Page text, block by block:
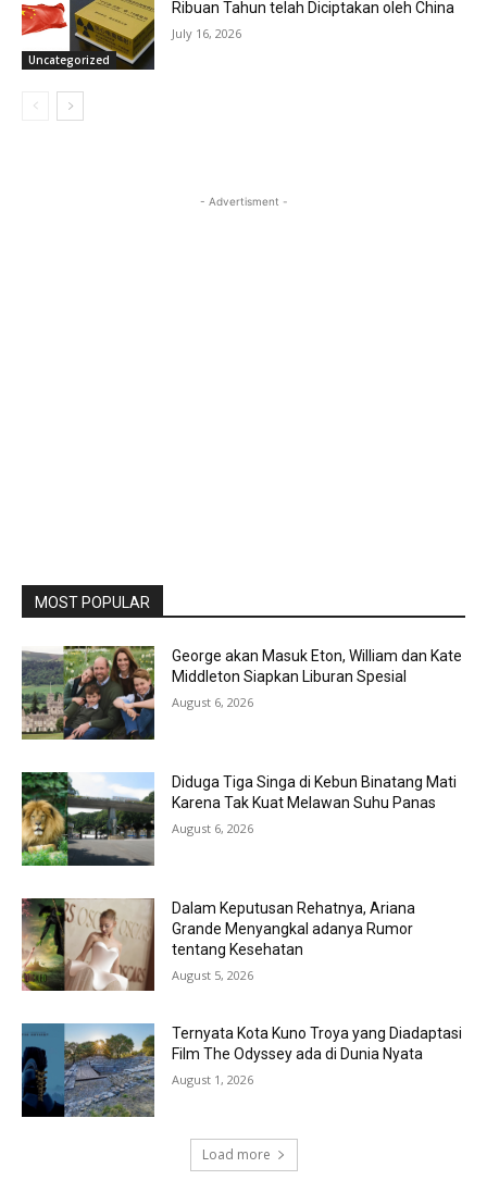
Uncategorized
Ribuan Tahun telah Diciptakan oleh China
July 16, 2026
- Advertisment -
MOST POPULAR
George akan Masuk Eton, William dan Kate
Middleton Siapkan Liburan Spesial
August 6, 2026
Diduga Tiga Singa di Kebun Binatang Mati
Karena Tak Kuat Melawan Suhu Panas
August 6, 2026
Dalam Keputusan Rehatnya, Ariana
Grande Menyangkal adanya Rumor
tentang Kesehatan
August 5, 2026
Ternyata Kota Kuno Troya yang Diadaptasi
Film The Odyssey ada di Dunia Nyata
August 1, 2026
Load more